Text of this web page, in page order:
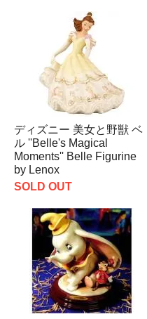
ディズニー 美女と野獣 ベ
ル ''Belle's Magical
Moments'' Belle Figurine
by Lenox
SOLD OUT